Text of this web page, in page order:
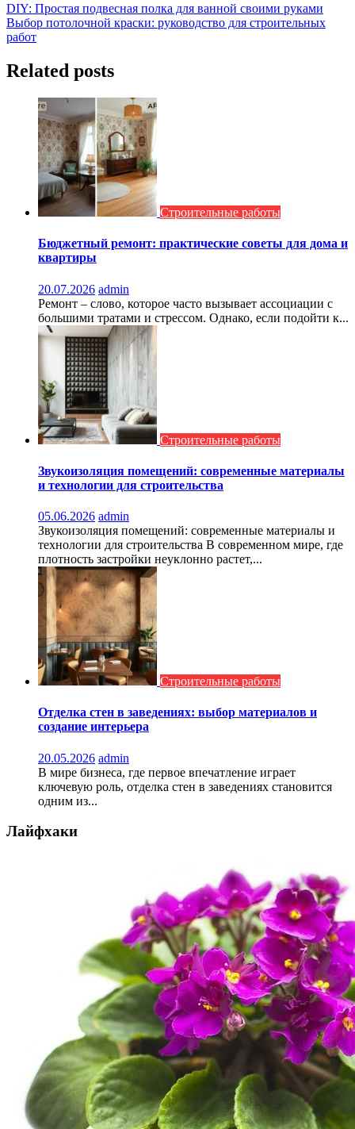
Навигация
по
DIY: Простая подвесная полка для ванной своими руками
Выбор потолочной краски: руководство для строительных
работ
Related posts
Строительные работы
Бюджетный ремонт: практические советы для дома и
квартиры
20.07.2026 admin
Ремонт – слово, которое часто вызывает ассоциации с
большими тратами и стрессом. Однако, если подойти к...
Строительные работы
Звукоизоляция помещений: современные материалы
и технологии для строительства
05.06.2026 admin
Звукоизоляция помещений: современные материалы и
технологии для строительства В современном мире, где
плотность застройки неуклонно растет,...
Строительные работы
Отделка стен в заведениях: выбор материалов и
создание интерьера
20.05.2026 admin
В мире бизнеса, где первое впечатление играет
ключевую роль, отделка стен в заведениях становится
одним из...
Лайфхаки